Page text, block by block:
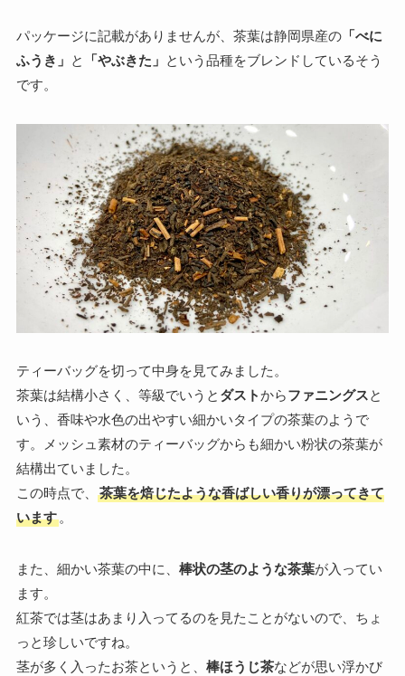
パッケージに記載がありませんが、茶葉は静岡県産の「べに
ふうき」 と 「やぶきた」 という品種をブレンドしているそう
です。
ティーバッグを切って中身を見てみました。
茶葉は結構小さく、等級でいうと ダストからファニングスと
いう、香味や水色の出やすい細かいタイプの茶葉のようで
す。メッシュ素材のティーバッグからも細かい粉状の茶葉が
結構出ていました。
この時点で、
茶葉を焙じたような香ばしい香りが漂ってきて
います。
また、細かい茶葉の中に、 棒状の茎のような茶葉が入ってい
ます。
紅茶では茎はあまり入ってるのを見たことがないので、ちょ
っと珍しいですね。
茎が多く入ったお茶というと、 棒ほうじ茶などが思い浮かび